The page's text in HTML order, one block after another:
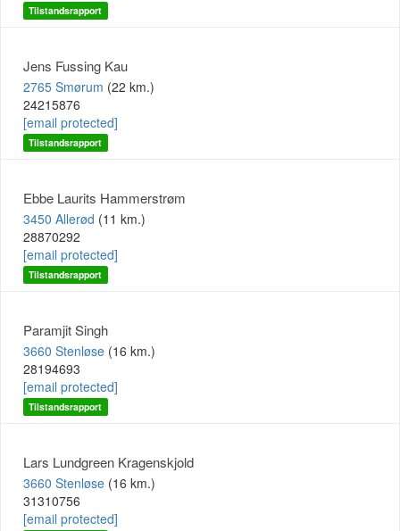
Tilstandsrapport
Jens Fussing Kau
2765 Smørum (22 km.)
24215876
[email protected]
Tilstandsrapport
Ebbe Laurits Hammerstrøm
3450 Allerød (11 km.)
28870292
[email protected]
Tilstandsrapport
Paramjit Singh
3660 Stenløse (16 km.)
28194693
[email protected]
Tilstandsrapport
Lars Lundgreen Kragenskjold
3660 Stenløse (16 km.)
31310756
[email protected]